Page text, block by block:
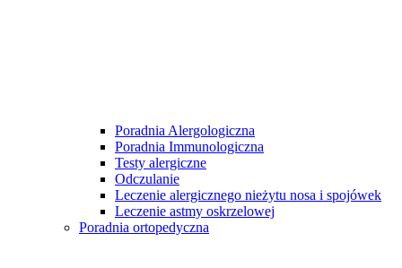
Poradnia Alergologiczna
Poradnia Immunologiczna
Testy alergiczne
Odczulanie
Leczenie alergicznego nieżytu nosa i spojówek
Leczenie astmy oskrzelowej
Poradnia ortopedyczna